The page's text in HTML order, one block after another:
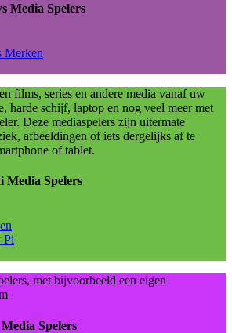
Media Spelers
Merken
films, series en andere media vanaf uw
harde schijf, laptop en nog veel meer met
Deze mediaspelers zijn uitermate
afbeeldingen of iets dergelijks af te
of tablet.
Media Spelers
Pi
met bijvoorbeeld een eigen
Spelers